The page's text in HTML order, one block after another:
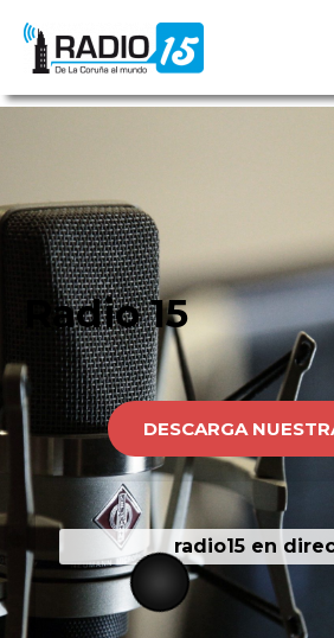
Radio 15
DESCARGA
radio15 en